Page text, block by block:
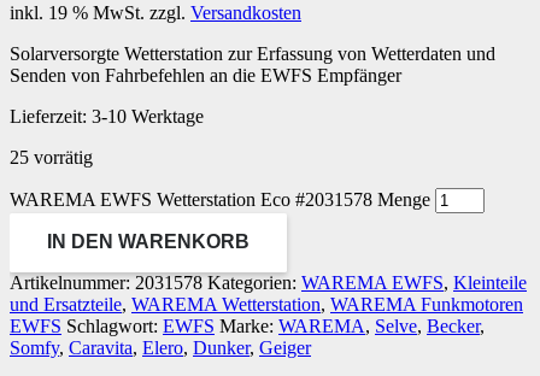
inkl. 19 % MwSt. zzgl. Versandkosten
Solarversorgte Wetterstation zur Erfassung von Wetterdaten und
Senden von Fahrbefehlen an die EWFS Empfänger
Lieferzeit: 3-10 Werktage
25 vorrätig
WAREMA EWFS Wetterstation Eco #2031578 Menge
IN DEN WARENKORB
Artikelnummer:2031578 Kategorien: WAREMA EWFS, Kleinteile
und Ersatzteile, WAREMA Wetterstation, WAREMA Funkmotoren
EWFS Schlagwort: EWFS Marke: WAREMA, Selve, Becker,
Somfy, Caravita, Elero, Dunker, Geiger